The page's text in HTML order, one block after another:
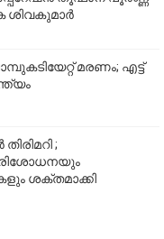
ശിവകുമാർ
മരണം; എട്ട്
;
ശക്തമാക്കി